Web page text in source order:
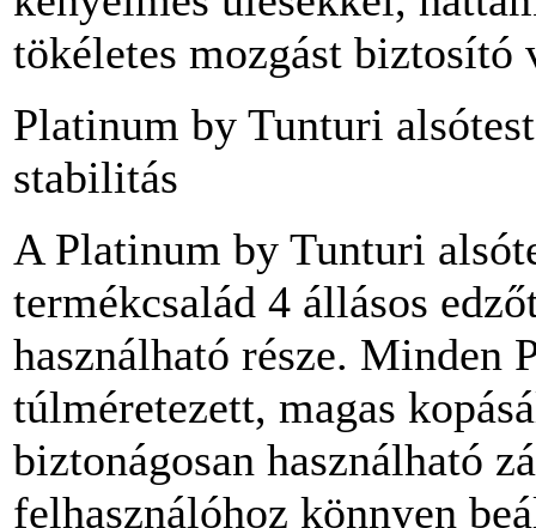
tökéletes mozgást biztosító
Platinum by Tunturi
stabilitás
A Platinum by Tunturi
termékcsalád 4 állásos
használható része. Minden
túlméretezett, magas
biztonágosan használható
felhasználóhoz könnyen